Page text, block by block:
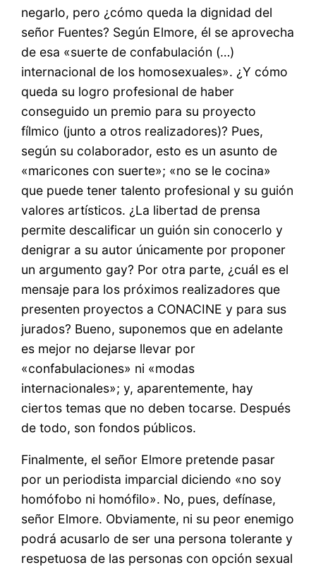
negarlo, pero ¿cómo queda la dignidad del
señor Fuentes? Según Elmore, él se aprovecha
de esa «suerte de confabulación (…)
internacional de los homosexuales». ¿Y cómo
queda su logro profesional de haber
conseguido un premio para su proyecto
fílmico (junto a otros realizadores)? Pues,
según su colaborador, esto es un asunto de
«maricones con suerte»; «no se le cocina»
que puede tener talento profesional y su guión
valores artísticos. ¿La libertad de prensa
permite descalificar un guión sin conocerlo y
denigrar a su autor únicamente por proponer
un argumento gay? Por otra parte, ¿cuál es el
mensaje para los próximos realizadores que
presenten proyectos a CONACINE y para sus
jurados? Bueno, suponemos que en adelante
es mejor no dejarse llevar por
«confabulaciones» ni «modas
internacionales»; y, aparentemente, hay
ciertos temas que no deben tocarse. Después
de todo, son fondos públicos.
Finalmente, el señor Elmore pretende pasar
por un periodista imparcial diciendo «no soy
homófobo ni homófilo». No, pues, defínase,
señor Elmore. Obviamente, ni su peor enemigo
podrá acusarlo de ser una persona tolerante y
respetuosa de las personas con opción sexual